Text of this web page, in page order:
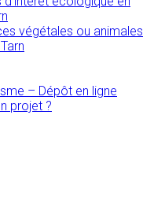
végétales ou animales
– Dépôt en ligne
projet ?